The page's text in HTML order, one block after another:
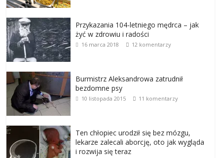
Przykazania 104-letniego mędrca – jak
żyć w zdrowiu i radości
16 marca 2018 12 komentarzy
Burmistrz Aleksandrowa zatrudnił
bezdomne psy
10 listopada 2015 11 komentarzy
Ten chłopiec urodził się bez mózgu,
lekarze zalecali aborcję, oto jak wygląda
i rozwija się teraz